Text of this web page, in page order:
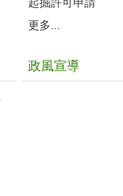
更多...
政風宣導